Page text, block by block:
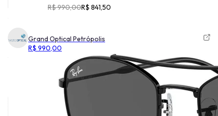
R$ 990,00R$ 841,50
Grand Optical Petrópolis
R$ 990,00